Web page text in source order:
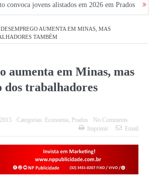
alistados em 2026 em Prados Dia dos
DESEMPREGO AUMENTA EM MINAS, MAS
TAMBÉM
aumenta em Minas, mas
dos trabalhadores
Categorias: Economia, Prados
No Comments
Imprimir
Email